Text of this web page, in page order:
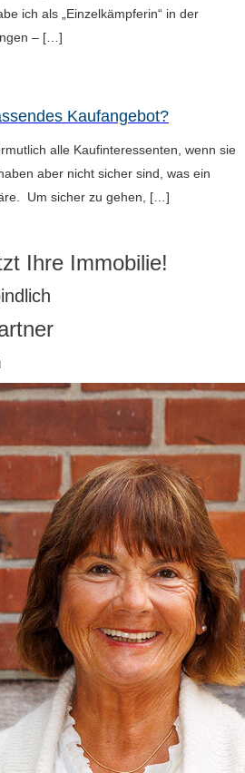
ich als „Einzelkämpferin“ in der
– […]
Kaufangebot?
alle Kaufinteressenten, wenn sie
aber nicht sicher sind, was ein
Um sicher zu gehen, […]
Ihre Immobilie!